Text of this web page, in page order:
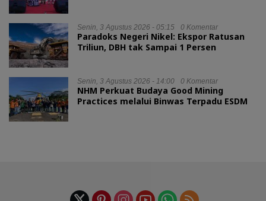
Senin, 3 Agustus 2026 - 05:15 0 Komentar
Paradoks Negeri Nikel: Ekspor Ratusan
Triliun, DBH tak Sampai 1 Persen
Senin, 3 Agustus 2026 - 14:00 0 Komentar
NHM Perkuat Budaya Good Mining
Practices melalui Binwas Terpadu ESDM